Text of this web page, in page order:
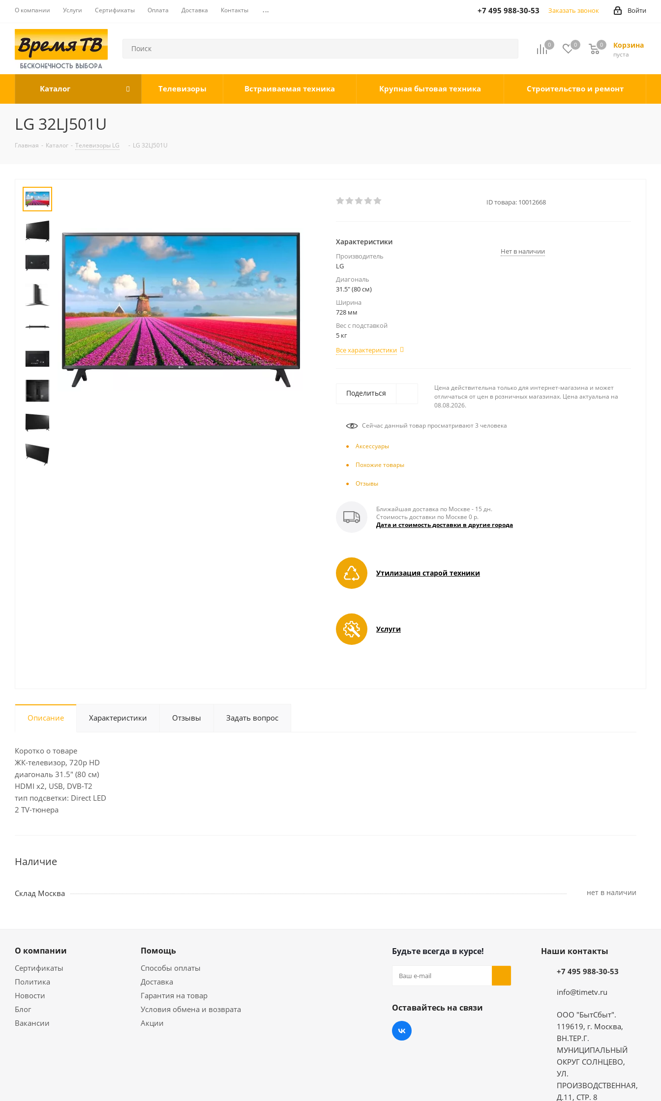
О компании Услуги Сертификаты Оплата Доставка Контакты ... Войти
+7 495 988-30-53 Заказать звонок
0 0 Корзина
0
пуста
0
Каталог Телевизоры Встраиваемая техника Крупная бытовая техника Строительство и ремонт
LG 32LJ501U
Главная - Каталог - Телевизоры LG - LG 32LJ501U
ID товара: 10012668
Характеристики
Производитель
LG
Диагональ
31.5" (80 см)
Ширина
728 мм
Вес с подставкой
5 кг
Все характеристики
Нет в наличии
Поделиться
Цена действительна только для интернет-магазина и может
отличаться от цен в розничных магазинах. Цена актуальна на
08.08.2026.
Сейчас данный товар просматривают 3 человека
Аксесcуары
Похожие товары
Отзывы
Ближайшая доставка по Москве - 15 дн.
Стоимость доставки по Москве 0 р.
Дата и стоимость доставки в другие города
Утилизация старой техники
Услуги
Описание Характеристики Отзывы Задать вопрос
Коротко о товаре
ЖК-телевизор, 720p HD
диагональ 31.5" (80 см)
HDMI x2, USB, DVB-T2
тип подсветки: Direct LED
2 TV-тюнера
Наличие
Склад Москва Нет в наличии
О компании
Сертификаты
Политика
Новости
Блог
Вакансии
Помощь
Способы оплаты
Доставка
Гарантия на товар
Условия обмена и возврата
Акции
Будьте всегда в курсе!
Оставайтесь на связи
Наши контакты
+7 495 988-30-53
info@timetv.ru
ООО "БытСбыт".
119619, г. Москва,
ВН.ТЕР.Г.
МУНИЦИПАЛЬНЫЙ
ОКРУГ СОЛНЦЕВО,
УЛ.
ПРОИЗВОДСТВЕННАЯ,
Д.11, СТР. 8